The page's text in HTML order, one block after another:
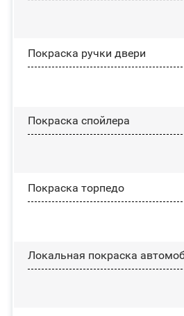
Покраска ручки двери
Покраска спойлера
Покраска торпедо
Локальная покраска